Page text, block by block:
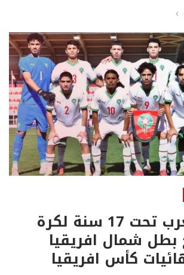
منتخب المغرب تحت 17 سنة لكرة
بطل شمال افريقيا
كأس افريقيا